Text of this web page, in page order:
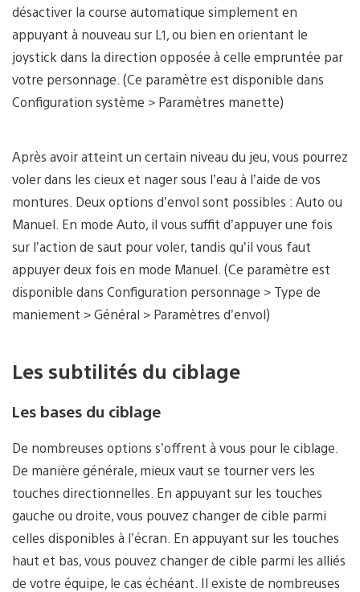
désactiver la course automatique simplement en
appuyant à nouveau sur L1, ou bien en orientant le
joystick dans la direction opposée à celle empruntée par
votre personnage. (Ce paramètre est disponible dans
Configuration système > Paramètres manette)
Après avoir atteint un certain niveau du jeu, vous pourrez
voler dans les cieux et nager sous l’eau à l’aide de vos
montures. Deux options d’envol sont possibles : Auto ou
Manuel. En mode Auto, il vous suffit d’appuyer une fois
sur l’action de saut pour voler, tandis qu’il vous faut
appuyer deux fois en mode Manuel. (Ce paramètre est
disponible dans Configuration personnage > Type de
maniement > Général > Paramètres d’envol)
Les subtilités du ciblage
Les bases du ciblage
De nombreuses options s’offrent à vous pour le ciblage.
De manière générale, mieux vaut se tourner vers les
touches directionnelles. En appuyant sur les touches
gauche ou droite, vous pouvez changer de cible parmi
celles disponibles à l’écran. En appuyant sur les touches
haut et bas, vous pouvez changer de cible parmi les alliés
de votre équipe, le cas échéant. Il existe de nombreuses